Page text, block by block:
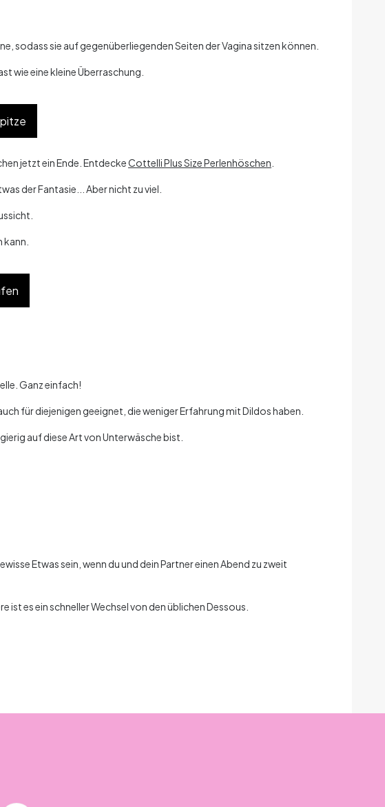
sodass sie auf gegenüberliegenden Seiten der Vagina sitzen können.
wie eine kleine Überraschung.
jetzt ein Ende. EntdeckeCottelli Plus Size Perlenhöschen
der Fantasie... Aber nicht zu viel.
Ganz einfach!
für diejenigen geeignet, die weniger Erfahrung mit Dildos haben.
auf diese Art von Unterwäsche bist.
Etwas sein, wenn du und dein Partner einen Abend zu zweit
ist es ein schneller Wechsel von den üblichen Dessous.